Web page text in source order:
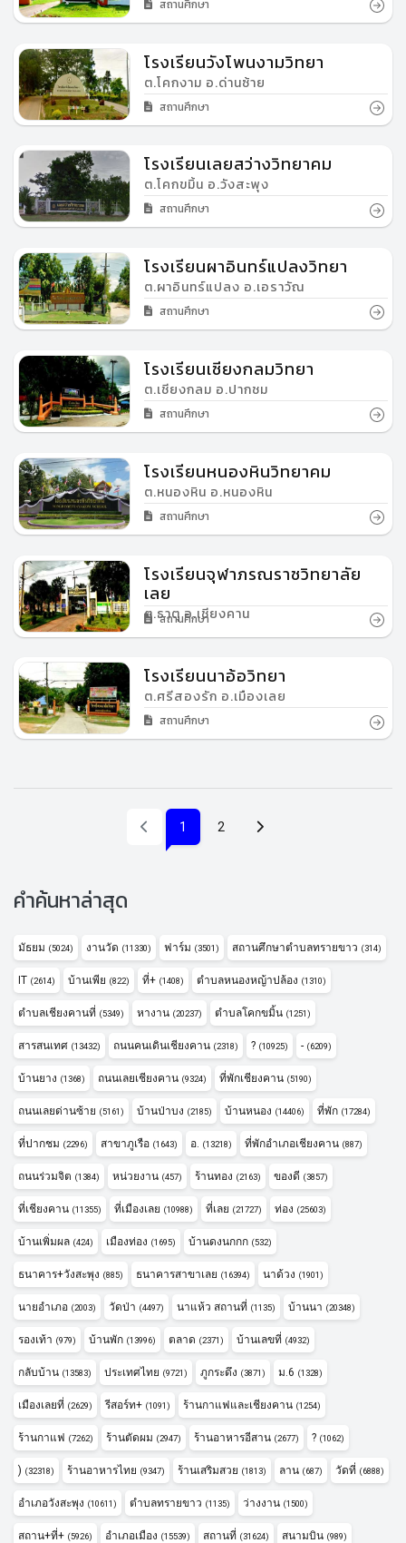
สถานศึกษา
โรงเรียนวังโพนงามวิทยา
ต.โคกงาม อ.ด่านซ้าย
สถานศึกษา
โรงเรียนเลยสว่างวิทยาคม
ต.โคกขมิ้น อ.วังสะพุง
สถานศึกษา
โรงเรียนผาอินทร์แปลงวิทยา
ต.ผาอินทร์แปลง อ.เอราวัณ
สถานศึกษา
โรงเรียนเชียงกลมวิทยา
ต.เชียงกลม อ.ปากชม
สถานศึกษา
โรงเรียนหนองหินวิทยาคม
ต.หนองหิน อ.หนองหิน
สถานศึกษา
โรงเรียนจุฬาภรณราชวิทยาลัย
เลย
ต.ธาตุ อ.เชียงคาน
สถานศึกษา
โรงเรียนนาอ้อวิทยา
ต.ศรีสองรัก อ.เมืองเลย
สถานศึกษา
1 (current)
2
คำค้นหาล่าสุด
มัธยม (5024) งานวัด (11330) ฟาร์ม (3501) สถานศึกษาตำบลทรายขาว (314)
IT (2614) บ้านเพีย (822) ที่+ (1408) ตำบลหนองหญ้าปล้อง (1310)
ตำบลเชียงคานที่ (5349) หางาน (20237) ตำบลโคกขมิ้น (1251)
สารสนเทศ (13432) ถนนคนเดินเชียงคาน (2318) ? (10925) - (6209)
บ้านยาง (1368) ถนนเลยเชียงคาน (9324) ที่พักเชียงคาน (5190)
ถนนเลยด่านซ้าย (5161) บ้านป่าบง (2185) บ้านหนอง (14406) ที่พัก (17284)
ที่ปากชม (2296) สาขาภูเรือ (1643) อ. (13218) ที่พักอำเภอเชียงคาน (887)
ถนนร่วมจิต (1384) หน่วยงาน (457) ร้านทอง (2163) ของดี (3857)
ที่เชียงคาน (11355) ที่เมืองเลย (10988) ที่เลย (21727) ท่อง (25603)
บ้านเพิ่มผล (424) เมืองท่อง (1695) บ้านดงนกกก (532)
ธนาคาร+วังสะพุง (885) ธนาคารสาขาเลย (16394) นาด้วง (1901)
นายอำเภอ (2003) วัดป่า (4497) นาแห้ว สถานที่ (1135) บ้านนา (20348)
รองเท้า (979) บ้านพัก (13996) ตลาด (2371) บ้านเลขที่ (4932)
กลับบ้าน (13583) ประเทศไทย (9721) ภูกระดึง (3871) ม.6 (1328)
เมืองเลยที่ (2629) รีสอร์ท+ (1091) ร้านกาแฟและเชียงคาน (1254)
ร้านกาแฟ (7262) ร้านตัดผม (2947) ร้านอาหารอีสาน (2677) ? (1062)
) (32318) ร้านอาหารไทย (9347) ร้านเสริมสวย (1813) ลาน (687) วัดที่ (6888)
อำเภอวังสะพุง (10611) ตำบลทรายขาว (1135) ว่างงาน (1500)
สถาน+ที่+ (5926) อำเภอเมือง (15539) สถานที่ (31624) สนามบิน (989)